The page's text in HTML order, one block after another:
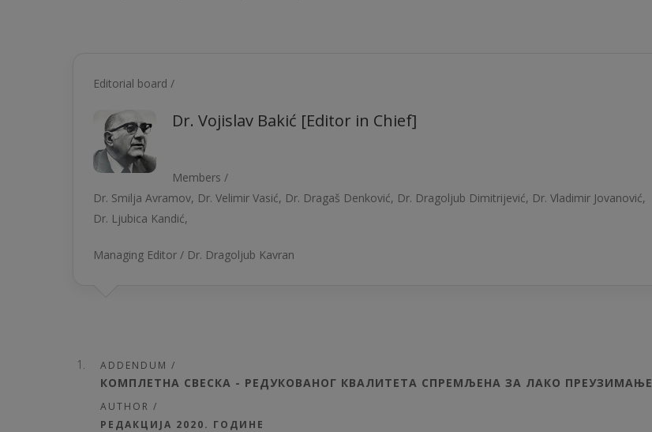
Editorial board /
Dr. Vojislav Bakić [Editor in Chief]
Members /
Dr. Smilјa Avramov, Dr. Velimir Vasić, Dr. Dragaš Denković, Dr. Dragolјub Dimitrijević, Dr. Vladimir Jovanović,
Dr. Ljubica Kandić,
Managing Editor / Dr. Dragolјub Kavran
ADDENDUM /
КОМПЛЕТНА СВЕСКА - РЕДУКОВАНОГ КВАЛИТЕТА СПРЕМЉЕНА ЗА ЛАКО ПРЕУЗИМАЊЕ
AUTHOR /
РЕДАКЦИЈА 2020. ГОДИНЕ